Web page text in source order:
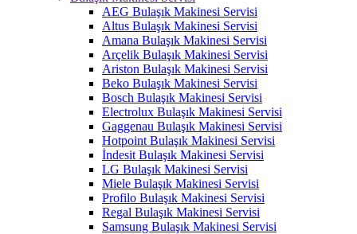
AEG Bulaşık Makinesi Servisi
Altus Bulaşık Makinesi Servisi
Amana Bulaşık Makinesi Servisi
Arçelik Bulaşık Makinesi Servisi
Ariston Bulaşık Makinesi Servisi
Beko Bulaşık Makinesi Servisi
Bosch Bulaşık Makinesi Servisi
Electrolux Bulaşık Makinesi Servisi
Gaggenau Bulaşık Makinesi Servisi
Hotpoint Bulaşık Makinesi Servisi
İndesit Bulaşık Makinesi Servisi
LG Bulaşık Makinesi Servisi
Miele Bulaşık Makinesi Servisi
Profilo Bulaşık Makinesi Servisi
Regal Bulaşık Makinesi Servisi
Samsung Bulaşık Makinesi Servisi